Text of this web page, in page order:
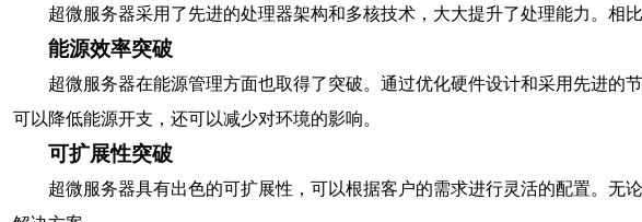
超微服务器采用了先进的处理器架构和多核技术，大大提升了处理能力。相
能源效率突破
超微服务器在能源管理方面也取得了突破。通过优化硬件设计和采用先进
可以降低能源开支，还可以减少对环境的影响。
可扩展性突破
超微服务器具有出色的可扩展性，可以根据客户的需求进行灵活的配置。